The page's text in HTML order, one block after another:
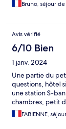
rafraichissement
Bruno, séjour
Avis vérifié
6/10 Bien
1 janv. 2024
Une partie du
questions, hôtel
une station S-
chambres, petit
FABIENNE,